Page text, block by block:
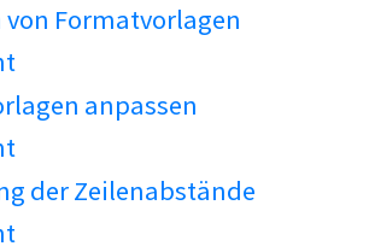
von Formatvorlagen
anpassen
der Zeilenabstände